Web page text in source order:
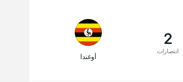
2
انتصارات
أوغندا